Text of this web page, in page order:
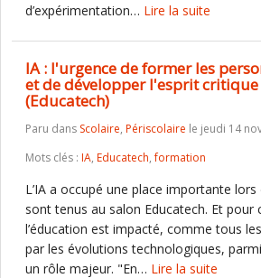
d’expérimentation… Lire la suite
IA : l'urgence de former les
et de développer l'esprit critique
(Educatech)
Paru dans Scolaire, Périscolaire le jeudi 14
Mots clés : IA, Educatech,formation
L’IA a occupé une place importante
sont tenus au salon Educatech. Et pour
l’éducation est impacté, comme tous
par les évolutions technologiques,
un rôle majeur. "En… Lire la suite